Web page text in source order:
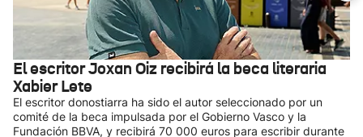
El escritor Joxan Oiz recibirá la beca literaria
Xabier Lete
El escritor donostiarra ha sido el autor seleccionado por un
comité de la beca impulsada por el Gobierno Vasco y la
Fundación BBVA, y recibirá 70 000 euros para escribir durante